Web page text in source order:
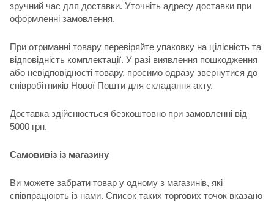
зручний час для доставки. Уточніть адресу доставки при
оформленні замовлення.
При отриманні товару перевіряйте упаковку на цілісність та
відповідність комплектації. У разі виявлення пошкодження
або невідповідності товару, просимо одразу звернутися до
співробітників Нової Пошти для складання акту.
Доставка здійснюється безкоштовно при замовленні від
5000 грн.
Самовивіз із магазину
Ви можете забрати товар у одному з магазинів, які
співпрацюють із нами. Список таких торгових точок вказано